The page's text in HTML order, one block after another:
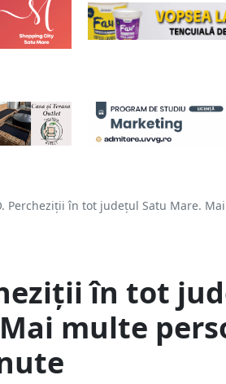
Percheziții în tot județul Satu Mare.
în tot
multe